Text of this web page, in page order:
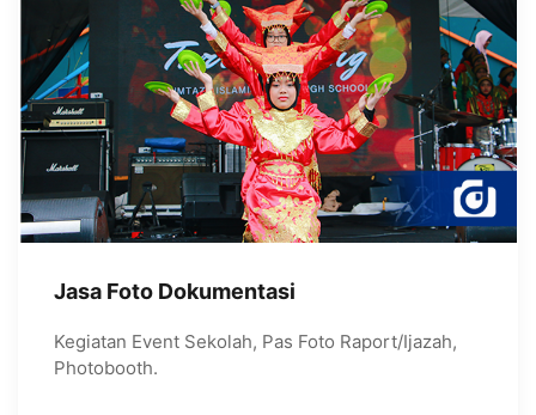
Jasa Foto Dokumentasi
Kegiatan Event Sekolah, Pas Foto Raport/Ijazah,
Photobooth.